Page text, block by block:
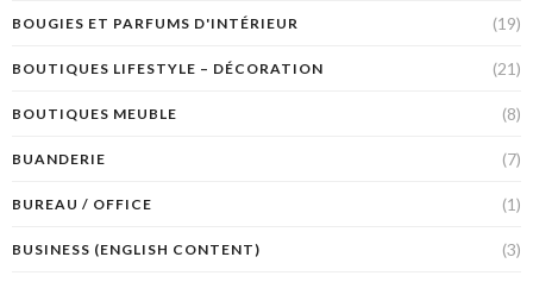
BOUGIES ET PARFUMS D'INTÉRIEUR (19)
BOUTIQUES LIFESTYLE – DÉCORATION (21)
BOUTIQUES MEUBLE (8)
BUANDERIE (7)
BUREAU / OFFICE (1)
BUSINESS (ENGLISH CONTENT) (3)